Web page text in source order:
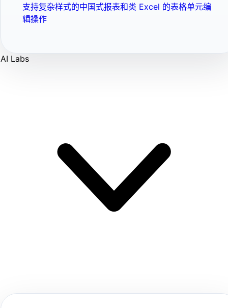
支持复杂样式的中国式报表和类 Excel 的表格单元编
辑操作
AI Labs